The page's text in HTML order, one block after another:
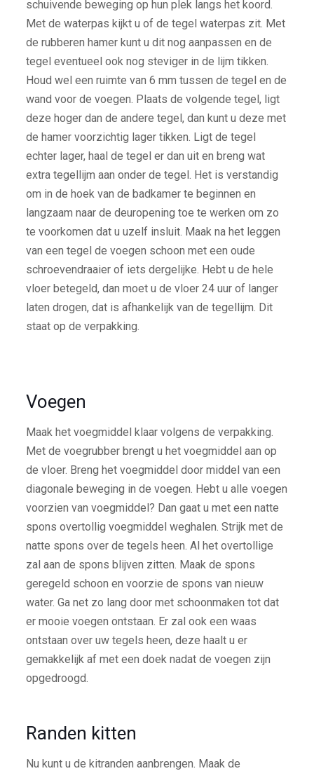
schuivende beweging op hun plek langs het koord.
Met de waterpas kijkt u of de tegel waterpas zit. Met
de rubberen hamer kunt u dit nog aanpassen en de
tegel eventueel ook nog steviger in de lijm tikken.
Houd wel een ruimte van 6 mm tussen de tegel en de
wand voor de voegen. Plaats de volgende tegel, ligt
deze hoger dan de andere tegel, dan kunt u deze met
de hamer voorzichtig lager tikken. Ligt de tegel
echter lager, haal de tegel er dan uit en breng wat
extra tegellijm aan onder de tegel. Het is verstandig
om in de hoek van de badkamer te beginnen en
langzaam naar de deuropening toe te werken om zo
te voorkomen dat u uzelf insluit. Maak na het leggen
van een tegel de voegen schoon met een oude
schroevendraaier of iets dergelijke. Hebt u de hele
vloer betegeld, dan moet u de vloer 24 uur of langer
laten drogen, dat is afhankelijk van de tegellijm. Dit
staat op de verpakking.
Voegen
Maak het voegmiddel klaar volgens de verpakking.
Met de voegrubber brengt u het voegmiddel aan op
de vloer. Breng het voegmiddel door middel van een
diagonale beweging in de voegen. Hebt u alle voegen
voorzien van voegmiddel? Dan gaat u met een natte
spons overtollig voegmiddel weghalen. Strijk met de
natte spons over de tegels heen. Al het overtollige
zal aan de spons blijven zitten. Maak de spons
geregeld schoon en voorzie de spons van nieuw
water. Ga net zo lang door met schoonmaken tot dat
er mooie voegen ontstaan. Er zal ook een waas
ontstaan over uw tegels heen, deze haalt u er
gemakkelijk af met een doek nadat de voegen zijn
opgedroogd.
Randen kitten
Nu kunt u de kitranden aanbrengen. Maak de